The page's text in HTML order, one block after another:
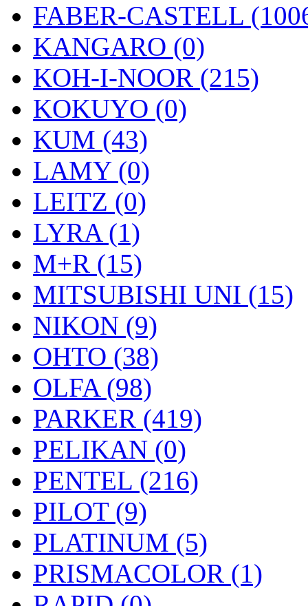
FABER-CASTELL
KANGARO (0)
KOH-I-NOOR (215)
KOKUYO (0)
KUM (43)
LAMY (0)
LEITZ (0)
LYRA (1)
M+R (15)
MITSUBISHI UNI (15)
NIKON (9)
OHTO (38)
OLFA (98)
PARKER (419)
PELIKAN (0)
PENTEL (216)
PILOT (9)
PLATINUM (5)
PRISMACOLOR (1)